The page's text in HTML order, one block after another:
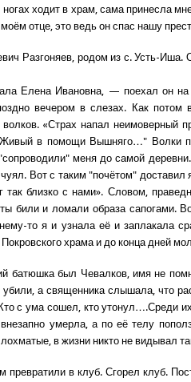
ходит в храм, сама принесла
отце, это ведь он спас нашу
Разгоняев, родом из с. Усть-
Елена Ивановна, — поехал он
вечером в слезах. Как потом
«Страх напал неимоверный
в помощи Вышняго…" Волки
меня до самой
Вот с таким "почётом"
так близко с нами». Словом,
били и ломали образа сапогами.
то я и узнала её и заплакала
храма и до конца дней
батюшка был Чевалков, имя не
а священника слышала, что
с ума сошел, кто утонул….Среди
умерла, а по её телу
в жизни никто не видывал
превратили в клуб. Сгорел клуб.